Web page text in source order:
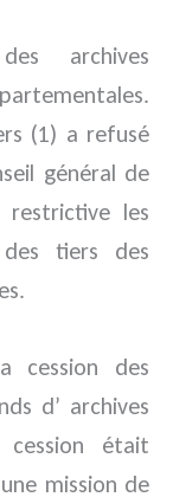
archives
(1) a refusé
général de
les
tiers des
cession des
d’ archives
cession était
mission de